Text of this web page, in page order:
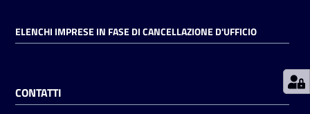
Prenotazioni
on line
on line
ELENCHI IMPRESE IN FASE DI CANCELLAZIONE D'UFFICIO
CONTATTI